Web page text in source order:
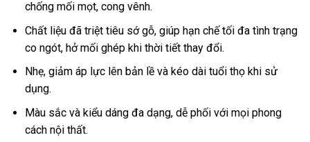
chống mối mọt, cong vênh.
Chất liệu đã triệt tiêu sớ gỗ, giúp hạn chế tối đa tình trạng
co ngót, hở mối ghép khi thời tiết thay đổi.
Nhẹ, giảm áp lực lên bản lề và kéo dài tuổi thọ khi sử
dụng.
Màu sắc và kiểu dáng đa dạng, dễ phối với mọi phong
cách nội thất.